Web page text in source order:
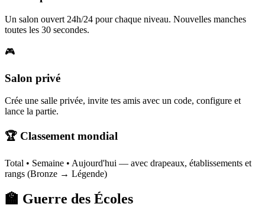
Un salon ouvert 24h/24 pour chaque niveau. Nouvelles manches
toutes les 30 secondes.
🎮
Salon privé
Crée une salle privée, invite tes amis avec un code, configure et
lance la partie.
🏆 Classement mondial
Total • Semaine • Aujourd'hui — avec drapeaux, établissements et
rangs (Bronze → Légende)
🏫 Guerre des Écoles